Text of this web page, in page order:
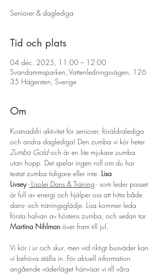
Seniorer & daglediga
Tid och plats
04 déc. 2025, 11:00 – 12:00
Svandammsparken, Vattenledningsvägen, 126
35 Hägersten, Sverige
Om
Kostnadsfri aktivitet för seniorer, föräldralediga
och andra daglediga! Den zumba vi kör heter
Zumba Gold och är en lite mjukare zumba
utan hopp. Det spelar ingen roll om du har
testat zumba tidigare eller inte. Lisa
Livsey - Lisolej Dans & Träning - som leder passet
är full av energi och hjälper oss att hitta både
dans- och träningsglädje. Lisa kommer leda
första halvan av höstens zumba, och sedan tar
Martina Nihlman över fram till jul.
Vi kör i ur och skur, men vid riktigt busväder kan
vi behöva ställa in. För aktuell information
angående väderläget hänvisar vi till våra